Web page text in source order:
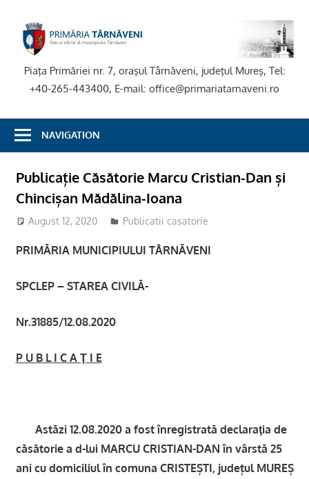
content
Piaţa Primăriei nr. 7, oraşul Târnăveni, judeţul Mureş, Tel:
+40-265-443400, E-mail: office@primariatarnaveni.ro
NAVIGATION
Publicație Căsătorie Marcu Cristian-Dan și
Chincișan Mădălina-Ioana
August 12, 2020 stciv
Publicatii casatorie
PRIMĂRIA MUNICIPIULUI TÂRNĂVENI
SPCLEP – STAREA CIVILĂ-
Nr.31885/12.08.2020
P U B L I C A Ţ I E
Astăzi 12.08.2020 a fost înregistrată declaraţia de
căsătorie a d-lui MARCU CRISTIAN-DAN în vârstă 25
ani cu domiciliul în comuna CRISTEȘTI, județul MUREȘ